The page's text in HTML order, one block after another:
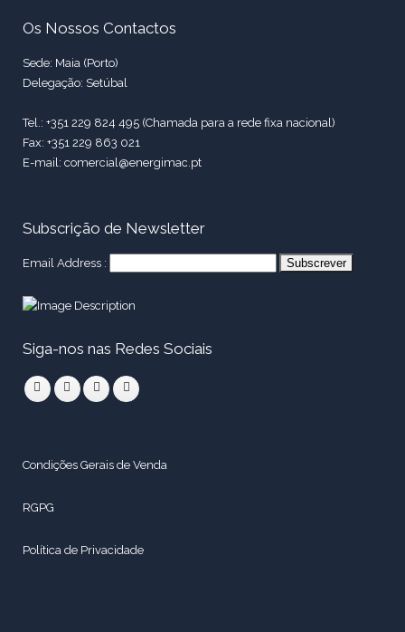
Os Nossos Contactos
Sede: Maia (Porto)
Delegação: Setúbal
Tel.: +351 229 824 495 (Chamada para a rede fixa nacional)
Fax: +351 229 863 021
E-mail: comercial@energimac.pt
Subscrição de Newsletter
Email Address :
Siga-nos nas Redes Sociais
Condições Gerais de Venda
RGPG
Política de Privacidade